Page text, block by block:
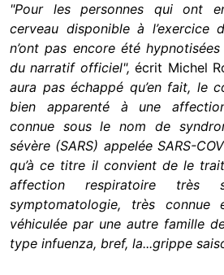
"Pour les personnes qui ont
cerveau disponible à
n’ont pas encore été
du narratif officiel", écrit Michel
aura pas échappé qu’en fait, le
bien apparenté à une
connue sous le nom de
sévère (SARS) appelée SARS-
qu’à ce titre il convient de le
affection respiratoire très
symptomatologie, très connue
véhiculée par une autre famille
type infuenza, bref, la...grippe